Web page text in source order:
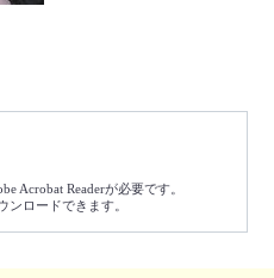
Acrobat Readerが必要です。
ンロードできます。